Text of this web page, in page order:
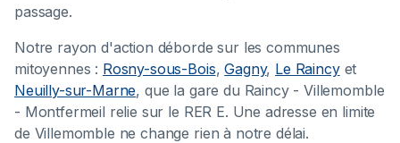
passage.
Notre rayon d'action déborde sur les communes
mitoyennes : Rosny-sous-Bois,Gagny, Le Raincyet
Neuilly-sur-Marne, que la gare du Raincy - Villemomble
- Montfermeil relie sur le RER E. Une adresse en limite
de Villemomble ne change rien à notre délai.